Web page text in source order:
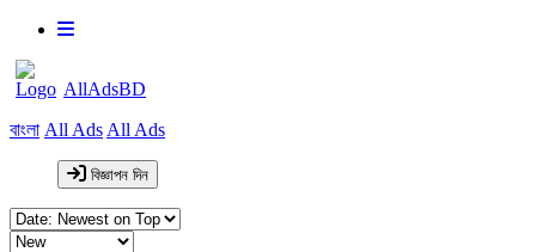
AllAdsBD
বাংলা All Ads All Ads
বিজ্ঞাপন দিন